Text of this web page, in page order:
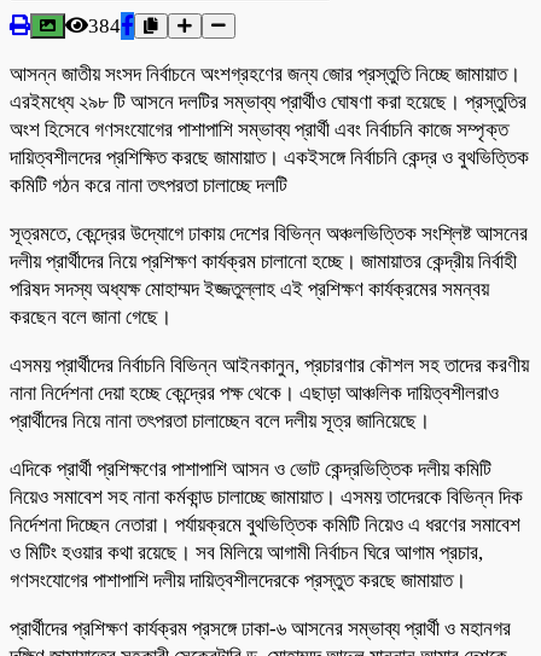
384
আসন্ন জাতীয় সংসদ নির্বাচনে অংশগ্রহণের জন্য জোর প্রস্তুতি নিচ্ছে জামায়াত।
এরইমধ্যে ২৯৮ টি আসনে দলটির সম্ভাব্য প্রার্থীও ঘোষণা করা হয়েছে। প্রস্তুতির
অংশ হিসেবে গণসংযোগের পাশাপাশি সম্ভাব্য প্রার্থী এবং নির্বাচনি কাজে সম্পৃক্ত
দায়িত্বশীলদের প্রশিক্ষিত করছে জামায়াত। একইসঙ্গে নির্বাচনি কেন্দ্র ও বুথভিত্তিক
কমিটি গঠন করে নানা তৎপরতা চালাচ্ছে দলটি
সূত্রমতে, কেন্দ্রের উদ্যোগে ঢাকায় দেশের বিভিন্ন অঞ্চলভিত্তিক সংশ্লিষ্ট আসনের
দলীয় প্রার্থীদের নিয়ে প্রশিক্ষণ কার্যক্রম চালানো হচ্ছে। জামায়াতর কেন্দ্রীয় নির্বাহী
পরিষদ সদস্য অধ্যক্ষ মোহাম্মদ ইজ্জতুল্লাহ এই প্রশিক্ষণ কার্যক্রমের সমন্বয়
করছেন বলে জানা গেছে।
এসময় প্রার্থীদের নির্বাচনি বিভিন্ন আইনকানুন, প্রচারণার কৌশল সহ তাদের করণীয়
নানা নির্দেশনা দেয়া হচ্ছে কেন্দ্রের পক্ষ থেকে। এছাড়া আঞ্চলিক দায়িত্বশীলরাও
প্রার্থীদের নিয়ে নানা তৎপরতা চালাচ্ছেন বলে দলীয় সূত্র জানিয়েছে।
এদিকে প্রার্থী প্রশিক্ষণের পাশাপাশি আসন ও ভোট কেন্দ্রভিত্তিক দলীয় কমিটি
নিয়েও সমাবেশ সহ নানা কর্মকান্ড চালাচ্ছে জামায়াত। এসময় তাদেরকে বিভিন্ন দিক
নির্দেশনা দিচ্ছেন নেতারা। পর্যায়ক্রমে বুথভিত্তিক কমিটি নিয়েও এ ধরণের সমাবেশ
ও মিটিং হওয়ার কথা রয়েছে। সব মিলিয়ে আগামী নির্বাচন ঘিরে আগাম প্রচার,
গণসংযোগের পাশাপাশি দলীয় দায়িত্বশীলদেরকে প্রস্তুত করছে জামায়াত।
প্রার্থীদের প্রশিক্ষণ কার্যক্রম প্রসঙ্গে ঢাকা-৬ আসনের সম্ভাব্য প্রার্থী ও মহানগর